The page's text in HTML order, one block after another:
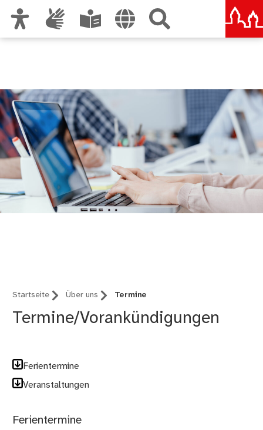
Startseite Über uns Termine
Termine/Vorankündigungen
Ferientermine
Veranstaltungen
Ferientermine